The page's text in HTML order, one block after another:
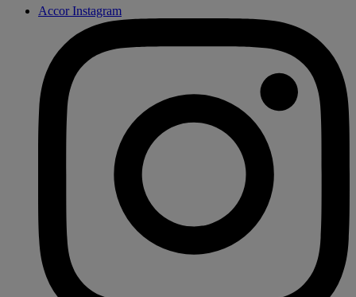
Accor Instagram